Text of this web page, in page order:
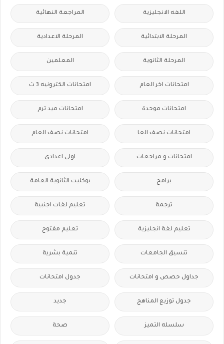
اللغه الانجليزية المراجعة النهائية
المرحلة الابتدائية المرحلة الاعدادية
المرحلة الثانوية المعلمين
امتحانات اخر العام امتحانات الكترونيه 3 ث
امتحانات موحدة امتحانات ميد ترم
امتحانات نصف العا امتحانات نصف العام
امتحانات و مراجعات اولى اعدادى
برامج بوكليت الثانوية العامة
ترجمة تعليم لغات اجنبية
تعليم لغة انجليزية تعليم مفتوح
تنسيق الجامعات تنمية بشرية
جداول حصص و امتحانات جدول امتحانات
جدول توزيع المناهج جديد
سلسله التميز صحة